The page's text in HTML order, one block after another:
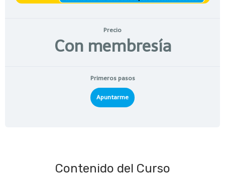
Precio
Con membresía
Primeros pasos
Apuntarme
Contenido del Curso